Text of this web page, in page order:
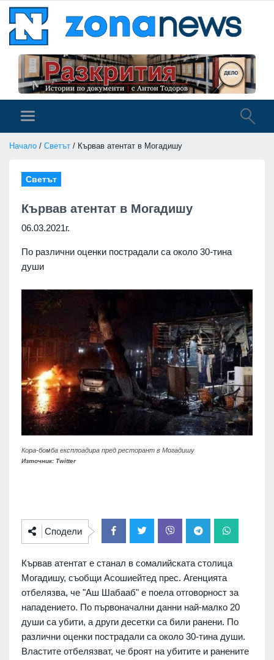
Начало / Светът / Кървав атентат в Могадишу
Светът
Кървав атентат в Могадишу
06.03.2021г.
По различни оценки пострадали са около 30-тина
души
Кора-бомба експлоадира пред ресторант в Могадишу
Източник: Twitter
Сподели
Кървав атентат е станал в сомалийската столица
Могадишу, съобщи Асошиейтед прес. Агенцията
отбелязва, че "Аш Шабааб" е поела отговорност за
нападението. По първоначални данни най-малко 20
души са убити, а други десетки са били ранени. По
различни оценки пострадали са около 30-тина души.
Властите отбелязват, че броят на убитите и ранените